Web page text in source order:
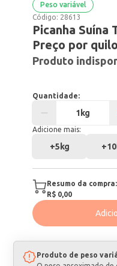
Peso variável
Código: 28613
Picanha Suína
Preço por
Produto
Quantidade:
Adicione mais:
+5kg +
Resumo da compra:
R$ 0,00
Produto de peso